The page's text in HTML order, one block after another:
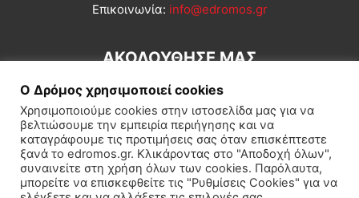
Επικοινωνία: info@edromos.gr
ΑΚΟΛΟΥΘΗΣΕ ΜΑΣ
Εγγραφή συνδρομητή Πολιτική Διεθνή Κοινωνία
Ο Δρόμος χρησιμοποιεί cookies
Χρησιμοποιούμε cookies στην ιστοσελίδα μας για να
βελτιώσουμε την εμπειρία περιήγησης και να
καταγράφουμε τις προτιμήσεις σας όταν επισκέπτεστε
ξανά το edromos.gr. Κλικάροντας στο "Αποδοχή όλων",
συναινείτε στη χρήση όλων των cookies. Παρόλαυτα,
μπορείτε να επισκεφθείτε τις "Ρυθμίσεις Cookies" για να